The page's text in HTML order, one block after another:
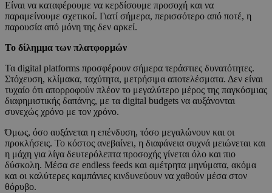
Είναι να καταφέρουμε να κερδίσουμε προσοχή και να
παραμείνουμε σχετικοί. Γιατί σήμερα, περισσότερο από ποτέ, η
παρουσία από μόνη της δεν αρκεί.
Το δίλημμα των πλατφορμών
Τα digital platforms προσφέρουν σήμερα τεράστιες δυνατότητες.
Στόχευση, κλίμακα, ταχύτητα, μετρήσιμα αποτελέσματα. Δεν είναι
τυχαίο ότι απορροφούν πλέον το μεγαλύτερο μέρος της παγκόσμιας
διαφημιστικής δαπάνης, με τα digital budgets να αυξάνονται
συνεχώς χρόνο με τον χρόνο.
Όμως, όσο αυξάνεται η επένδυση, τόσο μεγαλώνουν και οι
προκλήσεις. Το κόστος ανεβαίνει, η διαφάνεια συχνά μειώνεται και
η μάχη για λίγα δευτερόλεπτα προσοχής γίνεται όλο και πιο
δύσκολη. Μέσα σε endless feeds και αμέτρητα μηνύματα, ακόμα
και οι καλύτερες καμπάνιες κινδυνεύουν να χαθούν μέσα στον
θόρυβο.